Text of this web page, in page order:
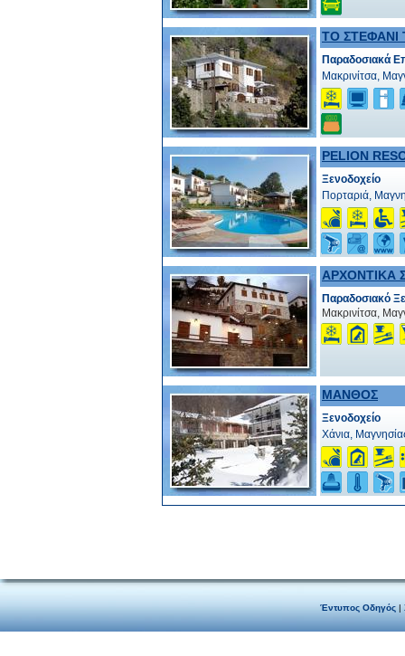
ΤΟ ΣΤΕΦΑΝΙ
Παραδοσιακά
Μακρινίτσα,
PELION
Ξενοδοχείο
Πορταριά,
ΑΡΧΟΝΤΙΚΑ
Παραδοσιακό
Μακρινίτσα,
ΜΑΝΘΟΣ
Ξενοδοχείο
Χάνια,
Έντυπος Οδηγός|